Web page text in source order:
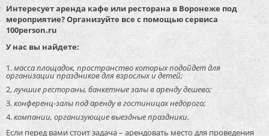
Интересует аренда кафе или ресторана в Воронеже под
мероприятие? Организуйте все с помощью сервиса
100person.ru
У нас вы найдете:
масса площадок, пространство которых подойдет для
организации праздников для взрослых и детей;
лучшие рестораны, банкетные залы в аренду дешево;
конференц-залы под аренду в гостиницах недорого;
компании, организующие выездные праздники.
Если перед вами стоит задача – арендовать место для проведения